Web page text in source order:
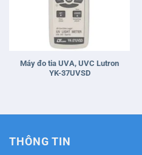
Máy đo tia UVA, UVC Lutron
YK-37UVSD
THÔNG TIN